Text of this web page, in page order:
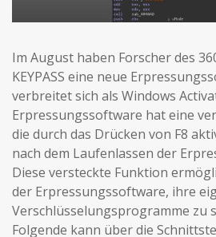
Im August haben Forscher des
KEYPASS eine neue
verbreitet sich als Windows
Erpressungssoftware hat eine
die durch das Drücken von F8
nach dem Laufenlassen der
Diese versteckte Funktion
der Erpressungssoftware, ihre
Verschlüsselungsprogramme zu
Folgende kann über die